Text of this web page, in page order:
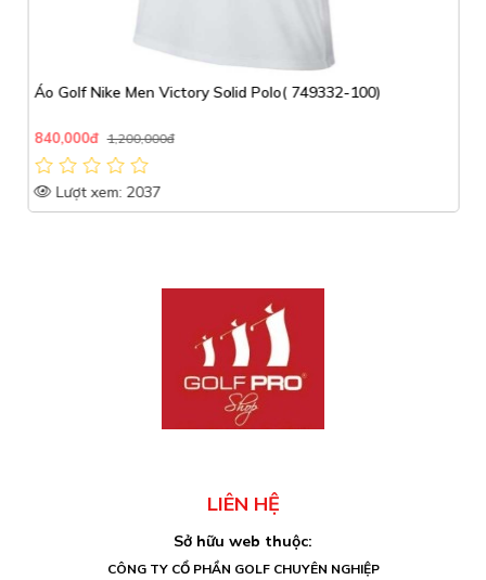
Áo Golf Nike Men Victory Solid Polo( 749332-100)
840,000đ 1,200,000đ
Lượt xem: 2037
LIÊN HỆ
Sở hữu web thuộc:
CÔNG TY CỔ PHẦN GOLF CHUYÊN NGHIỆP